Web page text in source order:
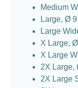
Medium
Large, Ø
Large
X Large,
X Large
2X Large,
2X Large